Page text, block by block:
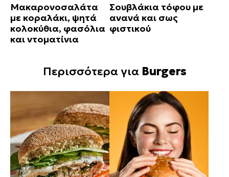
Μακαρονοσαλάτα
με κοραλάκι, ψητά
κολοκύθια, φασόλια
και ντοματίνια
Σουβλάκια τόφου με
ανανά και σως
φιστικού
Περισσότερα για Burgers